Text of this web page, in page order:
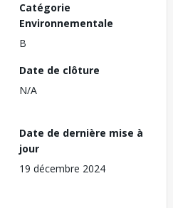
Catégorie
Environnementale
B
Date de clôture
N/A
Date de dernière mise à
jour
19 décembre 2024